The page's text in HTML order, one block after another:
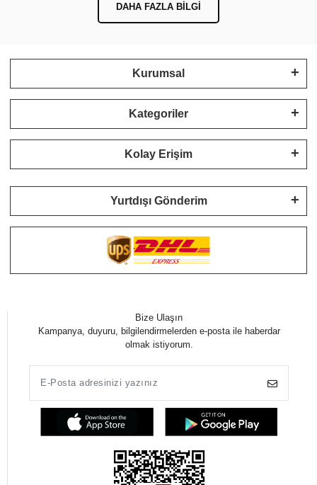
DAHA FAZLA BILGI
Kurumsal
Kategoriler
Kolay Erişim
Yurtdışı Gönderim
Bize Ulaşın
Kampanya, duyuru, bilgilendirmelerden e-posta ile haberdar
olmak istiyorum.